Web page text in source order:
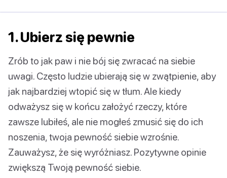
1. Ubierz się pewnie
Zrób to jak paw i nie bój się zwracać na siebie
uwagi. Często ludzie ubierają się w zwątpienie, aby
jak najbardziej wtopić się w tłum. Ale kiedy
odważysz się w końcu założyć rzeczy, które
zawsze lubiłeś, ale nie mogłeś zmusić się do ich
noszenia, twoja pewność siebie wzrośnie.
Zauważysz, że się wyróżniasz. Pozytywne opinie
zwiększą Twoją pewność siebie.